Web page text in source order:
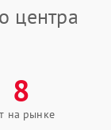
центра
8
на рынке